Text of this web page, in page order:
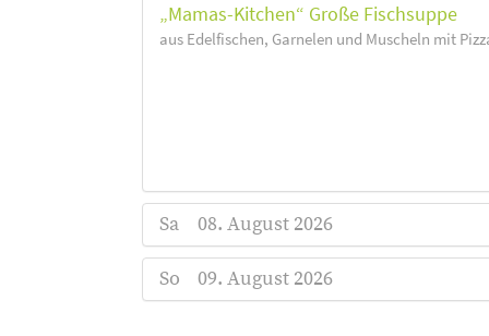
„Mamas-Kitchen“ Große Fischsuppe
aus Edelfischen, Garnelen und Muscheln mit
Sa 08. August 2026
So 09. August 2026